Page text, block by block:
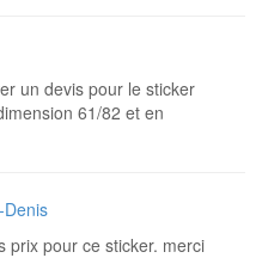
un devis pour le sticker
61/82 et en
Denis
prix pour ce sticker. merci